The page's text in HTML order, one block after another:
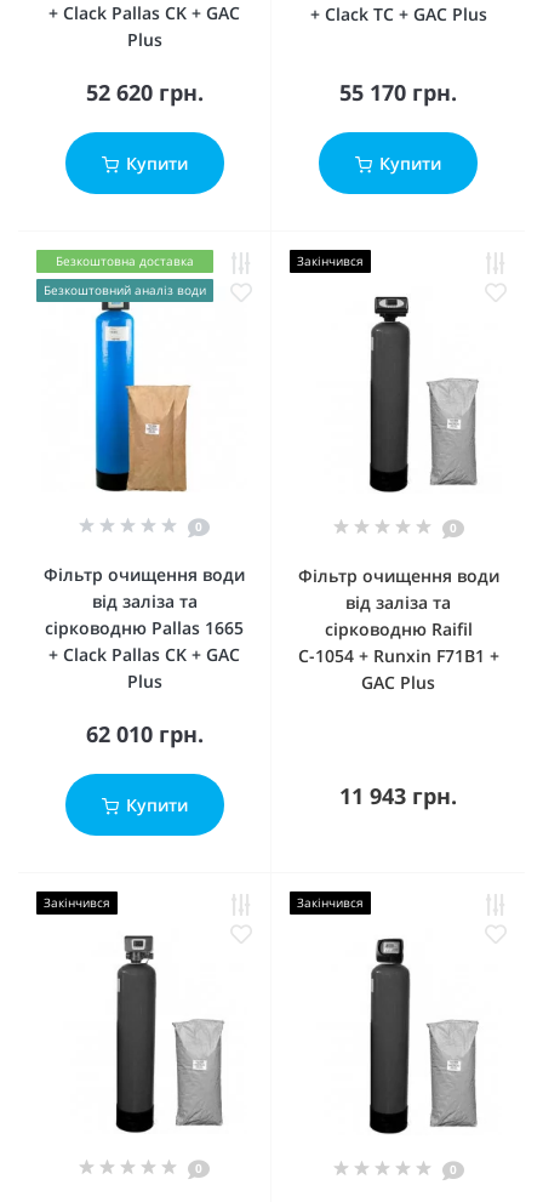
+ Clack Pallas CK + GAC
Plus
52 620 грн.
Купити
+ Clack TC + GAC Plus
55 170 грн.
Купити
Безкоштовна доставка
Безкоштовний аналіз води
0
Фільтр очищення води
від заліза та
сірководню Pallas 1665
+ Clack Pallas CK + GAC
Plus
62 010 грн.
Купити
Закінчився
0
Фільтр очищення води
від заліза та
сірководню Raifil
С-1054 + Runxin F71B1 +
GAC Plus
11 943 грн.
Закінчився
0
Закінчився
0